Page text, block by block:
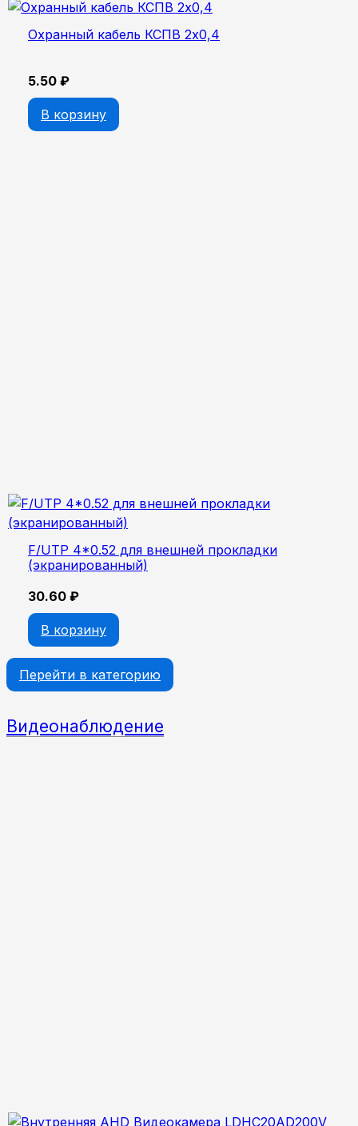
Охранный кабель КСПВ 2х0,4
5.50 ₽
В корзину
F/UTP 4*0.52 для внешней прокладки
(экранированный)
30.60 ₽
В корзину
Перейти в категорию
Видеонаблюдение